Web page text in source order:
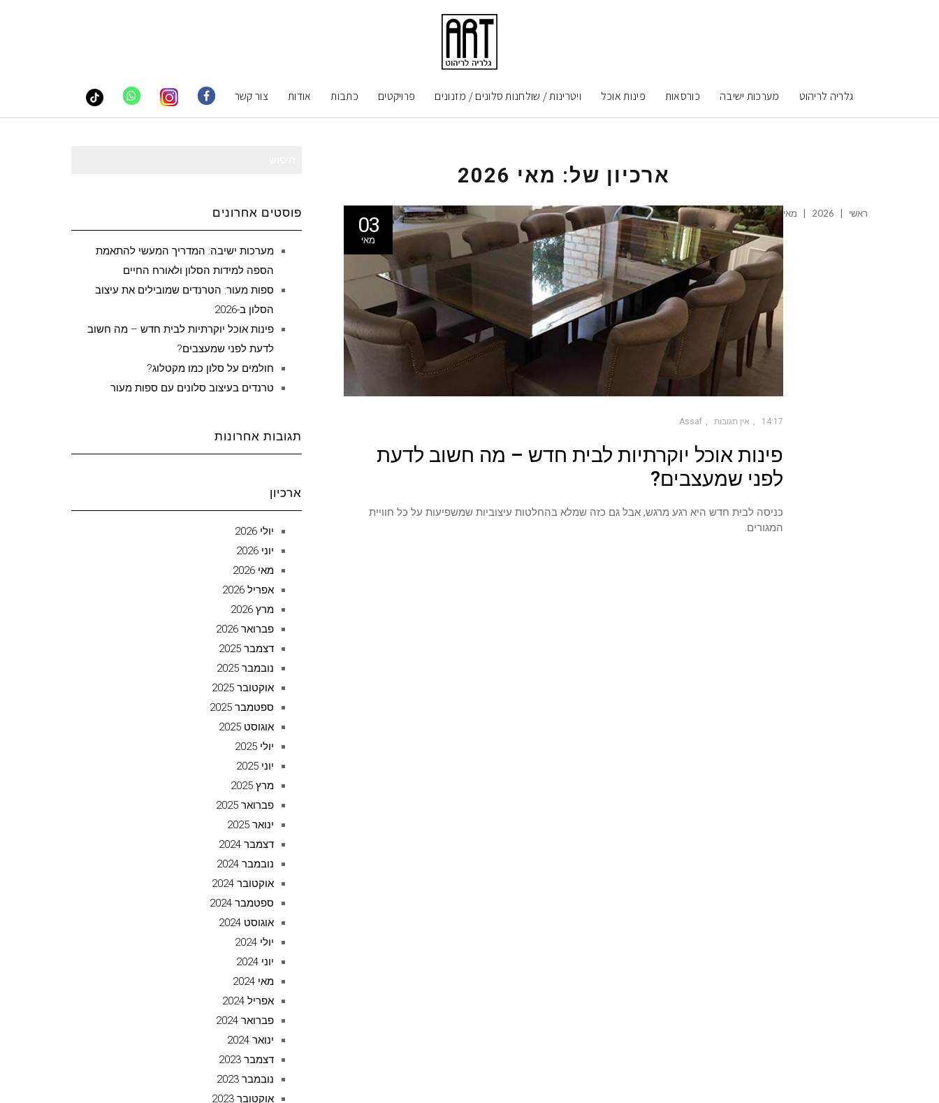
גלריה לריהוט מערכות ישיבה כורסאות פינות אוכל ויטרינות / שולחנות סלונים / מזנונים פרויקטים כתבות אודות צור קשר
ראשי 2026 מאי
ארכיון של: מאי 2026
03
מאי
14:17 אין תגובות Assaf
פינות אוכל יוקרתיות לבית חדש – מה חשוב לדעת
לפני שמעצבים?
כניסה לבית חדש היא רגע מרגש, אבל גם כזה שמלא בהחלטות עיצוביות שמשפיעות על כל חוויית
המגורים.
פוסטים אחרונים
מערכות ישיבה: המדריך המעשי להתאמת
הספה למידות הסלון ולאורח החיים
ספות מעור: הטרנדים שמובילים את עיצוב
הסלון ב-2026
פינות אוכל יוקרתיות לבית חדש – מה חשוב
לדעת לפני שמעצבים?
חולמים על סלון כמו מקטלוג?
טרנדים בעיצוב סלונים עם ספות מעור
תגובות אחרונות
ארכיון
יולי 2026
יוני 2026
מאי 2026
אפריל 2026
מרץ 2026
פברואר 2026
דצמבר 2025
נובמבר 2025
אוקטובר 2025
ספטמבר 2025
אוגוסט 2025
יולי 2025
יוני 2025
מרץ 2025
פברואר 2025
ינואר 2025
דצמבר 2024
נובמבר 2024
אוקטובר 2024
ספטמבר 2024
אוגוסט 2024
יולי 2024
יוני 2024
מאי 2024
אפריל 2024
פברואר 2024
ינואר 2024
דצמבר 2023
נובמבר 2023
אוקטובר 2023